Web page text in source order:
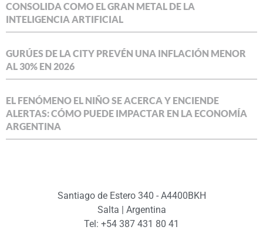
CONSOLIDA COMO EL GRAN METAL DE LA
INTELIGENCIA ARTIFICIAL
GURÚES DE LA CITY PREVÉN UNA INFLACIÓN MENOR
AL 30% EN 2026
EL FENÓMENO EL NIÑO SE ACERCA Y ENCIENDE
ALERTAS: CÓMO PUEDE IMPACTAR EN LA ECONOMÍA
ARGENTINA
Santiago de Estero 340 - A4400BKH
Salta | Argentina
Tel: +54 387 431 80 41